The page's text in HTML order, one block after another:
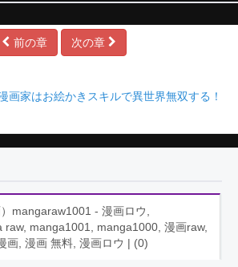
前の章 次の章
画家はお絵かきスキルで異世界無双する！
mangaraw1001 - 漫画ロウ,
raw, manga1001, manga1000, 漫画raw,
画, 漫画 無料, 漫画ロウ | (0)